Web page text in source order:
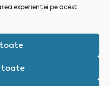
experienței pe acest
toate